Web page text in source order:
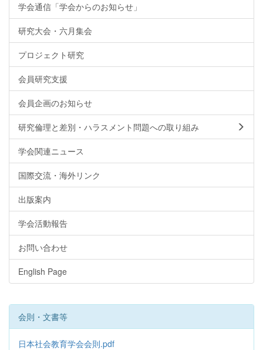
学会通信「学会からのお知らせ」
研究大会・六月集会
プロジェクト研究
会員研究支援
会員企画のお知らせ
研究倫理と差別・ハラスメント問題への取り組み
学会関連ニュース
国際交流・海外リンク
出版案内
学会活動報告
お問い合わせ
English Page
会則・文書等
日本社会教育学会会則.pdf